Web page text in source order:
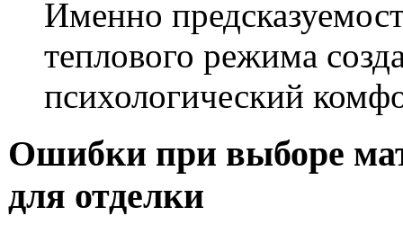
Именно
теплового режима
психологический
Ошибки при выборе
для отделки